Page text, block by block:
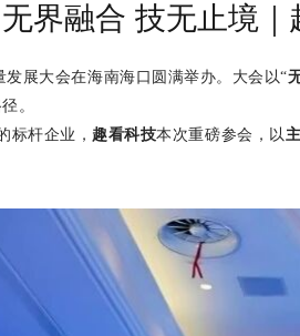
无界融合 技无止境
发展大会在海南海口圆满举办。大会以“
。
标杆企业， 趣看科技本次重磅参会，以